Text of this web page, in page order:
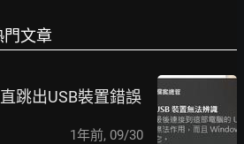
門文章
跳出USB裝置錯誤
1年前, 09/30